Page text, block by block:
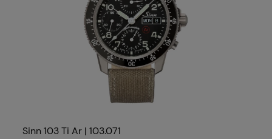
Sinn 103 Ti Ar | 103.071